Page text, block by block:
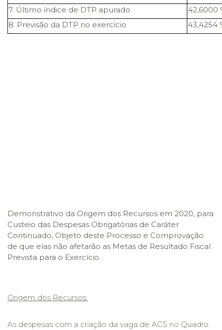
7. Último índice de DTP apurado
42,6000
8. Previsão da DTP no exercício
43,4254
Demonstrativo da Origem dos Recursos em 2020, para
Custeio das Despesas Obrigatórias de Caráter
Continuado, Objeto deste Processo e Comprovação
de que elas não afetarão as Metas de Resultado Fiscal
Prevista para o Exercício.
Origem dos Recursos:
As despesas com a criação da vaga de ACS no Quadro